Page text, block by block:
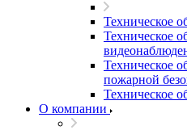
Техническое
Техническое
Техническое
пожарной
Техническое
О компании